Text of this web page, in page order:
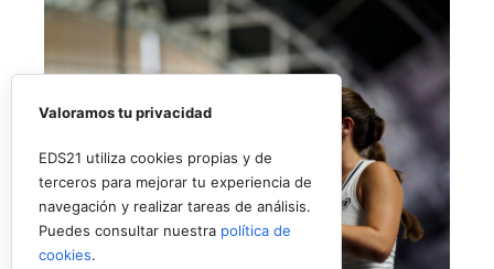
Valoramos tu privacidad
EDS21 utiliza cookies propias y de
terceros para mejorar tu experiencia de
navegación y realizar tareas de análisis.
Puedes consultar nuestra política de
cookies.